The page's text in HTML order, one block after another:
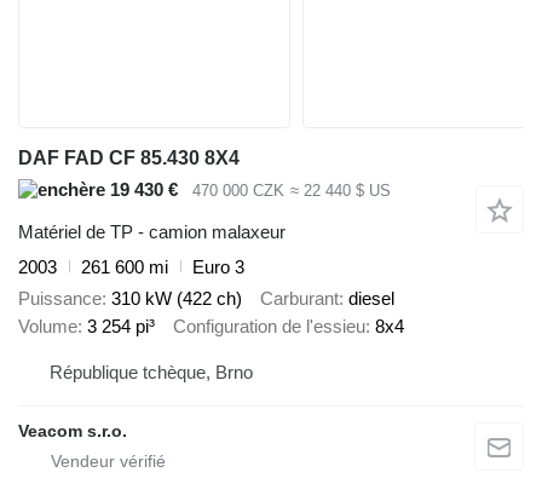
DAF FAD CF 85.430 8X4
19 430 €
470 000 CZK ≈ 22 440 $ US
Matériel de TP - camion malaxeur
2003
261 600 mi
Euro 3
Puissance 310 kW (422 ch) Carburant diesel
Volume 3 254 pi³ Configuration de l'essieu 8x4
République tchèque, Brno
Veacom s.r.o.